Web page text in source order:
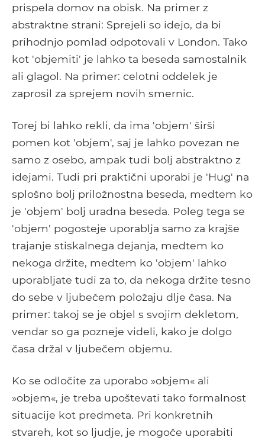
prispela domov na obisk. Na primer z
abstraktne strani: Sprejeli so idejo, da bi
prihodnjo pomlad odpotovali v London. Tako
kot 'objemiti' je lahko ta beseda samostalnik
ali glagol. Na primer: celotni oddelek je
zaprosil za sprejem novih smernic.
Torej bi lahko rekli, da ima 'objem' širši
pomen kot 'objem', saj je lahko povezan ne
samo z osebo, ampak tudi bolj abstraktno z
idejami. Tudi pri praktični uporabi je 'Hug' na
splošno bolj priložnostna beseda, medtem ko
je 'objem' bolj uradna beseda. Poleg tega se
'objem' pogosteje uporablja samo za krajše
trajanje stiskalnega dejanja, medtem ko
nekoga držite, medtem ko 'objem' lahko
uporabljate tudi za to, da nekoga držite tesno
do sebe v ljubečem položaju dlje časa. Na
primer: takoj se je objel s svojim dekletom,
vendar so ga pozneje videli, kako je dolgo
časa držal v ljubečem objemu.
Ko se odločite za uporabo »objem« ali
»objem«, je treba upoštevati tako formalnost
situacije kot predmeta. Pri konkretnih
stvareh, kot so ljudje, je mogoče uporabiti